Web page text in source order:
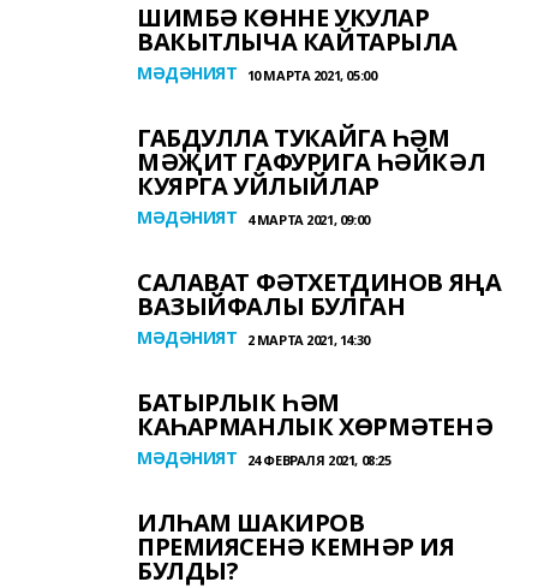
ШИМБӘ КӨННЕ УКУЛАР
ВАКЫТЛЫЧА КАЙТАРЫЛА
МӘДӘНИЯТ 10 МАРТА 2021, 05:00
ГАБДУЛЛА ТУКАЙГА ҺӘМ
МӘҖИТ ГАФУРИГА ҺӘЙКӘЛ
КУЯРГА УЙЛЫЙЛАР
МӘДӘНИЯТ 4 МАРТА 2021, 09:00
САЛАВАТ ФӘТХЕТДИНОВ ЯҢА
ВАЗЫЙФАЛЫ БУЛГАН
МӘДӘНИЯТ 2 МАРТА 2021, 14:30
БАТЫРЛЫК ҺӘМ
КАҺАРМАНЛЫК ХӨРМӘТЕНӘ
МӘДӘНИЯТ 24 ФЕВРАЛЯ 2021, 08:25
ИЛҺАМ ШАКИРОВ
ПРЕМИЯСЕНӘ КЕМНӘР ИЯ
БУЛДЫ?